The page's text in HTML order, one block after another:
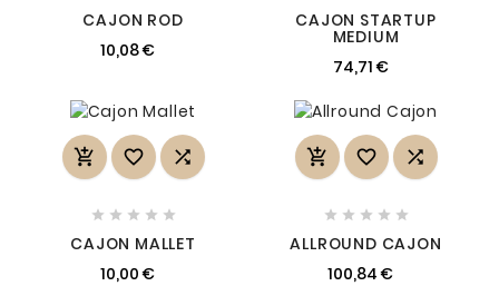
CAJON ROD
10,08 €
CAJON STARTUP
MEDIUM
74,71 €
  
    
CAJON MALLET
10,00 €
  
    
ALLROUND CAJON
100,84 €